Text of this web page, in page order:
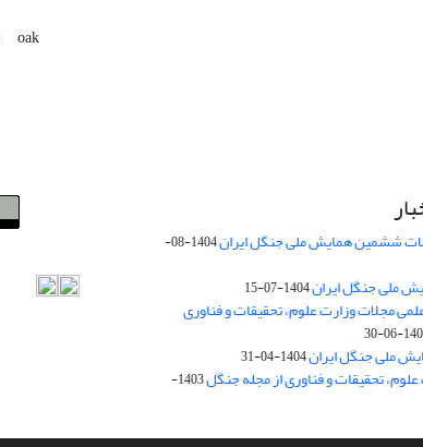
oak
ششمین همایش ملی جنگل ایران
1404-08-
ملی جنگل ایران1404-07-15
مجلات وزارت علوم، تحقیقات و فناوری
1404-
ملی جنگل ایران1404-04-31
تحقیقات و فناوری از مجله جنگل
1403-